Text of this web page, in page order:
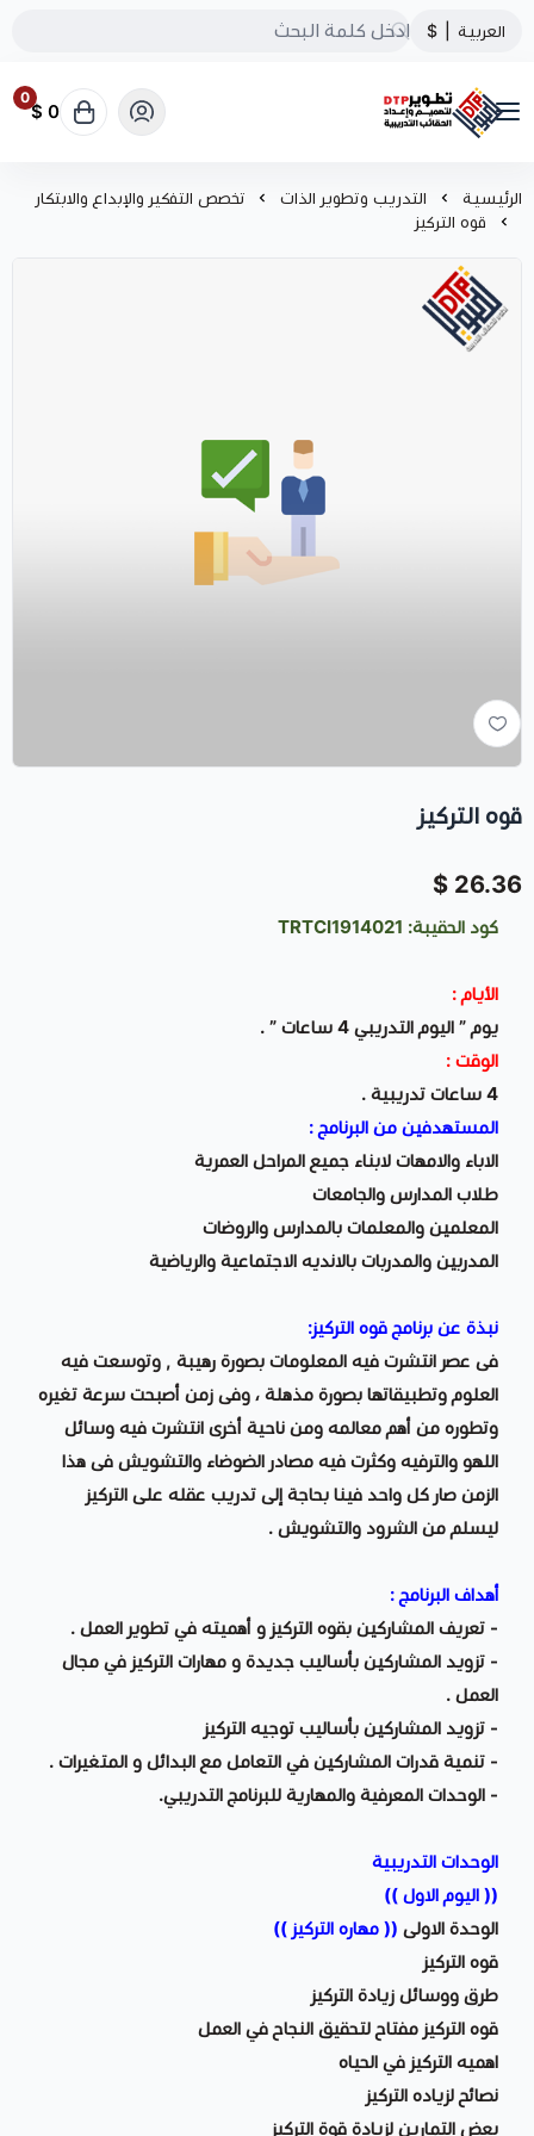
العربية $
تطوير الحقائب التدريبية
0
0 $
الرئيسية التدريب وتطوير الذات
تخصص التفكير والإبداع والابتكار
قوه التركيز
قوه التركيز
26.36 $
كود الحقيبة: TRTCI1914021
الأيام :
يوم ” اليوم التدريبي 4 ساعات ” .
الوقت :
4 ساعات تدريبية .
المستهدفين من البرنامج :
الاباء والامهات لابناء جميع المراحل العمرية
طلاب المدارس والجامعات
المعلمين والمعلمات بالمدارس والروضات
المدربين والمدربات بالانديه الاجتماعية والرياضية
نبذة عن برنامج قوه التركيز:
فى عصر انتشرت فيه المعلومات بصورة رهيبة , وتوسعت فيه
العلوم وتطبيقاتها بصورة مذهلة ، وفى زمن أصبحت سرعة تغيره
وتطوره من أهم معالمه ومن ناحية أخرى انتشرت فيه وسائل
اللهو والترفيه وكثرت فيه مصادر الضوضاء والتشويش فى هذا
الزمن صار كل واحد فينا بحاجة إلى تدريب عقله على التركيز
ليسلم من الشرود والتشويش .
أهداف البرنامج :
- تعريف المشاركين بقوه التركيز و أهميته في تطوير العمل .
- تزويد المشاركين بأساليب جديدة و مهارات التركيز في مجال
العمل .
- تزويد المشاركين بأساليب توجيه التركيز
- تنمية قدرات المشاركين في التعامل مع البدائل و المتغيرات .
- الوحدات المعرفية والمهارية للبرنامج التدريبي.
الوحدات التدريبية
(( اليوم الاول ))
الوحدة الاولى (( مهاره التركيز ))
قوه التركيز
طرق ووسائل زيادة التركيز
قوه التركيز مفتاح لتحقيق النجاح في العمل
اهميه التركيز في الحياه
نصائح لزياده التركيز
بعض التمارين لزيادة قوة التركيز